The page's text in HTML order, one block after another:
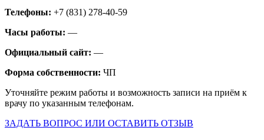
Телефоны: +7 (831) 278-40-59
Часы работы: —
Официальный сайт: —
Форма собственности: ЧП
Уточняйте режим работы и возможность записи на приём к
врачу по указанным телефонам.
ЗАДАТЬ ВОПРОС ИЛИ ОСТАВИТЬ ОТЗЫВ